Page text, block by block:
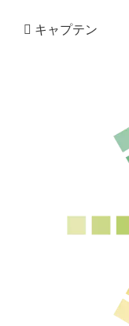
キャプテン